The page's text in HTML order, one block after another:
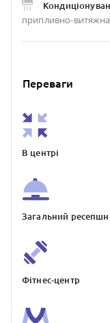
припливно-
Переваги
В центрі
Загальний ресепшн
Фітнес-центр